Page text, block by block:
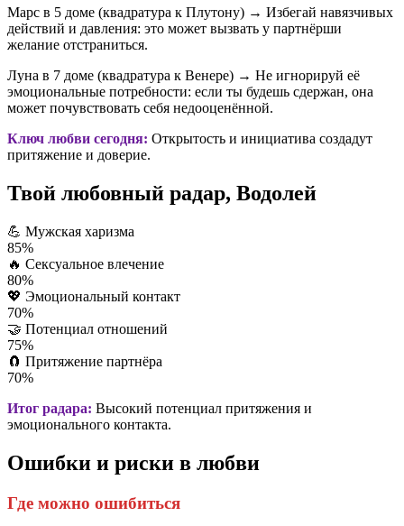
Марс в 5 доме (квадратура к Плутону) → Избегай навязчивых
действий и давления: это может вызвать у партнёрши
желание отстраниться.
Луна в 7 доме (квадратура к Венере) → Не игнорируй её
эмоциональные потребности: если ты будешь сдержан, она
может почувствовать себя недооценённой.
Ключ любви сегодня: Открытость и инициатива создадут
притяжение и доверие.
Твой любовный радар, Водолей
💪 Мужская харизма
85%
🔥 Сексуальное влечение
80%
💖 Эмоциональный контакт
70%
🤝 Потенциал отношений
75%
🧲 Притяжение партнёра
70%
Итог радара: Высокий потенциал притяжения и
эмоционального контакта.
Ошибки и риски в любви
Где можно ошибиться